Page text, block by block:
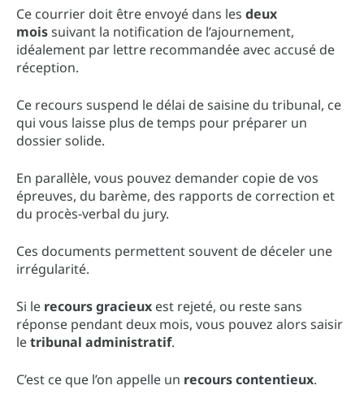
Ce courrier doit être envoyé dans les deux
moissuivant la notification de l’ajournement,
idéalement par lettre recommandée avec accusé de
réception.
Ce recours suspend le délai de saisine du tribunal, ce
qui vous laisse plus de temps pour préparer un
dossier solide.
En parallèle, vous pouvez demander copie de vos
épreuves, du barème, des rapports de correction et
du procès-verbal du jury.
Ces documents permettent souvent de déceler une
irrégularité.
Si le recours gracieux est rejeté, ou reste sans
réponse pendant deux mois, vous pouvez alors saisir
letribunal administratif.
C’est ce que l’on appelle un recours contentieux.